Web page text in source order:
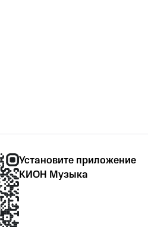
Установите приложение
КИОН Музыка